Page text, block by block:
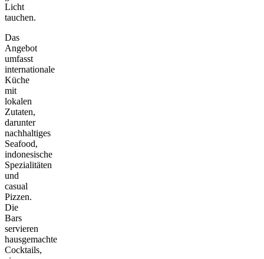
Licht
tauchen.
Das
Angebot
umfasst
internationale
Küche
mit
lokalen
Zutaten,
darunter
nachhaltiges
Seafood,
indonesische
Spezialitäten
und
casual
Pizzen.
Die
Bars
servieren
hausgemachte
Cocktails,